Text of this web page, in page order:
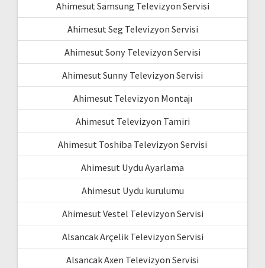
Ahimesut Samsung Televizyon Servisi
Ahimesut Seg Televizyon Servisi
Ahimesut Sony Televizyon Servisi
Ahimesut Sunny Televizyon Servisi
Ahimesut Televizyon Montajı
Ahimesut Televizyon Tamiri
Ahimesut Toshiba Televizyon Servisi
Ahimesut Uydu Ayarlama
Ahimesut Uydu kurulumu
Ahimesut Vestel Televizyon Servisi
Alsancak Arçelik Televizyon Servisi
Alsancak Axen Televizyon Servisi